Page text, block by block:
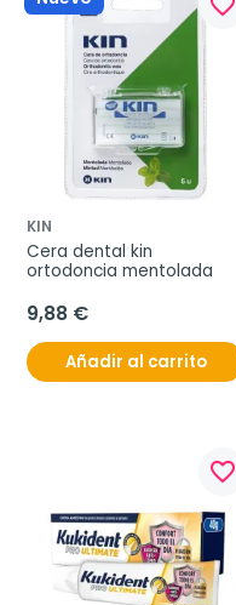
KIN
Cera dental kin
ortodoncia mentolada
9,88 €
Añadir al carrito
favorite_border